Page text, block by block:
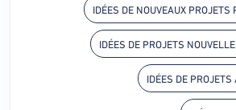
IDÉES DE NOUVEAUX PROJETS
IDÉES DE PROJETS
IDÉES DE